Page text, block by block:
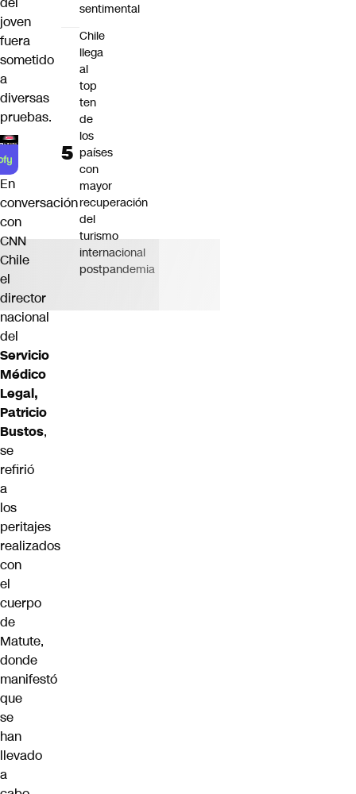
joven
fuera
sometido
a
diversas
pruebas.
En
conversación
con
CNN
Chile
el
director
nacional
del
Servicio
Médico
Legal,
Patricio
Bustos,
se
refirió
a
los
peritajes
realizados
con
el
cuerpo
de
Matute,
donde
manifestó
que
se
han
llevado
a
sentimental
Chile
llega
al
top
ten
de
los
países
con
mayor
recuperación
del
turismo
internacional
postpandemia